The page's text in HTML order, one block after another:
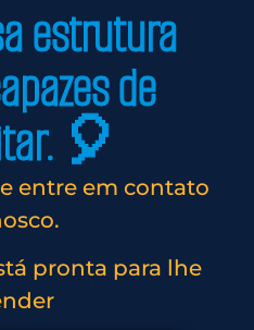
estrutura
de
🎈
entre em contato
pronta para lhe